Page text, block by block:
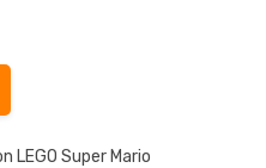
LEGO Super Mario